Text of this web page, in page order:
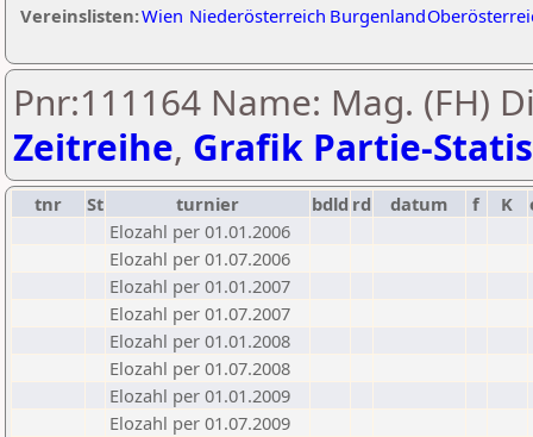
Vereinslisten:Wien Niederösterreich Burgenland
Pnr:111164 Name: Mag. (FH)
Zeitreihe, Grafik Partie-
tnr St turnier bdld rd datum f K
Elozahl per 01.01.2006
Elozahl per 01.07.2006
Elozahl per 01.01.2007
Elozahl per 01.07.2007
Elozahl per 01.01.2008
Elozahl per 01.07.2008
Elozahl per 01.01.2009
Elozahl per 01.07.2009